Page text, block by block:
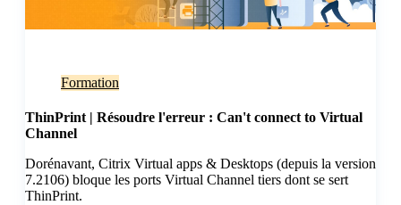
Formation
ThinPrint | Résoudre l'erreur : Can't connect to Virtual
Channel
Dorénavant, Citrix Virtual apps & Desktops (depuis la version
7.2106) bloque les ports Virtual Channel tiers dont se sert
ThinPrint.